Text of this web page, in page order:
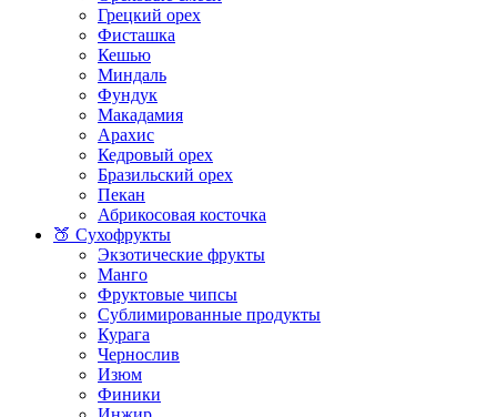
Грецкий орех
Фисташка
Кешью
Миндаль
Фундук
Макадамия
Арахис
Кедровый орех
Бразильский орех
Пекан
Абрикосовая косточка
🍑 Сухофрукты
Экзотические фрукты
Манго
Фруктовые чипсы
Сублимированные продукты
Курага
Чернослив
Изюм
Финики